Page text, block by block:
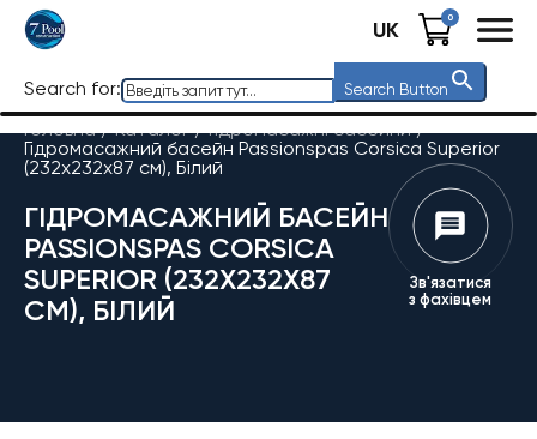
UK 0
Search for: Search Button
Головна / Каталог/Гідромасажні басейни/
Гідромасажний басейн Passionspas Corsica Superior
(232x232x87 см), Білий
ГІДРОМАСАЖНИЙ БАСЕЙН
PASSIONSPAS CORSICA
SUPERIOR (232X232X87
СМ), БІЛИЙ
Зв'язатися
з фахівцем